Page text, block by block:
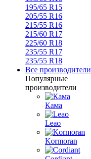
195/65 R15
205/55 R16
215/55 R16
215/60 R17
225/60 R18
235/55 R17
235/55 R18
Все производители
Популярные
производители
Кама
Leao
Kormoran